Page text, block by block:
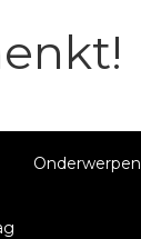
Onderwerpen